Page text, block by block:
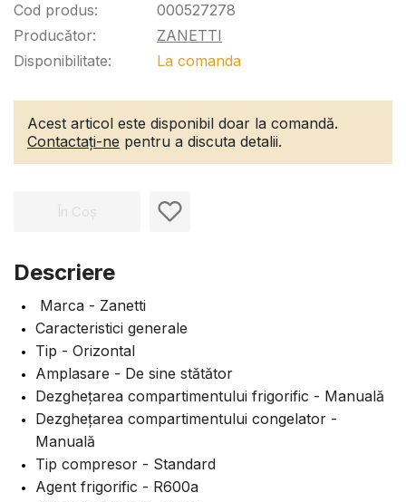
Cod produs:
Producător:
Disponibilitate:
000527278
ZANETTI
La comanda
Acest articol este disponibil doar la comandă.
Contactați-ne pentru a discuta detalii.
În Coș
Descriere
Marca - Zanetti
Caracteristici generale
Tip - Orizontal
Amplasare - De sine stătător
Dezghețarea compartimentului frigorific - Manuală
Dezghețarea compartimentului congelator -
Manuală
Tip compresor - Standard
Agent frigorific - R600a